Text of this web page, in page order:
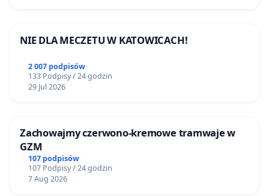
NIE DLA MECZETU W KATOWICACH!
2 007 podpisów
133 Podpisy / 24 godzin
29 Jul 2026
Zachowajmy czerwono-kremowe tramwaje w
GZM
107 podpisów
107 Podpisy / 24 godzin
7 Aug 2026